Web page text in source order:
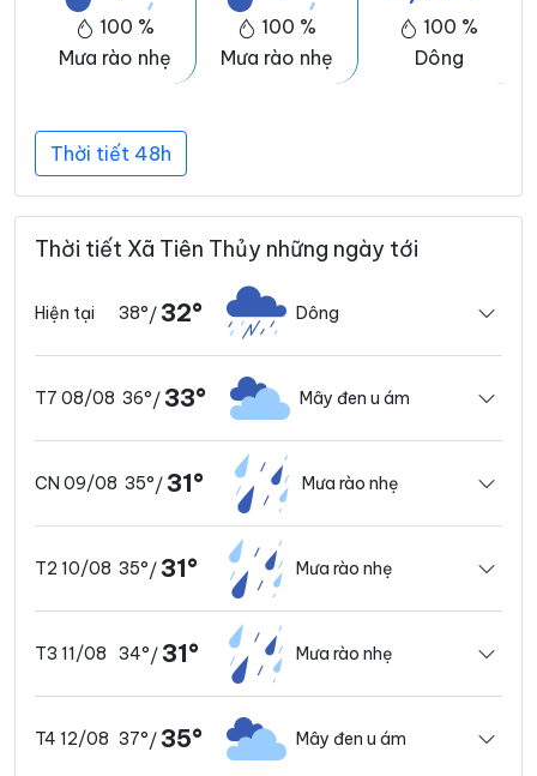
100 %
Mưa rào nhẹ
100 %
Mưa rào nhẹ
100 %
Dông
Thời tiết 48h
Thời tiết Xã Tiên Thủy những ngày tới
Hiện tại 38°/ 32° Dông
T7 08/08 36°/ 33° Mây đen u ám
CN 09/08 35°/ 31° Mưa rào nhẹ
T2 10/08 35°/ 31° Mưa rào nhẹ
T3 11/08 34°/ 31° Mưa rào nhẹ
T4 12/08 37°/ 35° Mây đen u ám